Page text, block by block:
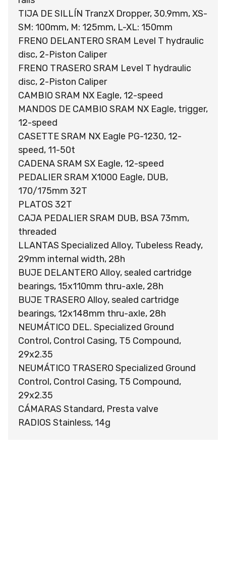
TIJA DE SILLÍN TranzX Dropper, 30.9mm, XS-
SM: 100mm, M: 125mm, L-XL: 150mm
FRENO DELANTERO SRAM Level T hydraulic
disc, 2-Piston Caliper
FRENO TRASERO SRAM Level T hydraulic
disc, 2-Piston Caliper
CAMBIO SRAM NX Eagle, 12-speed
MANDOS DE CAMBIO SRAM NX Eagle, trigger,
12-speed
CASETTE SRAM NX Eagle PG-1230, 12-
speed, 11-50t
CADENA SRAM SX Eagle, 12-speed
PEDALIER SRAM X1000 Eagle, DUB,
170/175mm 32T
PLATOS 32T
CAJA PEDALIER SRAM DUB, BSA 73mm,
threaded
LLANTAS Specialized Alloy, Tubeless Ready,
29mm internal width, 28h
BUJE DELANTERO Alloy, sealed cartridge
bearings, 15x110mm thru-axle, 28h
BUJE TRASERO Alloy, sealed cartridge
bearings, 12x148mm thru-axle, 28h
NEUMÁTICO DEL. Specialized Ground
Control, Control Casing, T5 Compound,
29x2.35
NEUMÁTICO TRASERO Specialized Ground
Control, Control Casing, T5 Compound,
29x2.35
CÁMARAS Standard, Presta valve
RADIOS Stainless, 14g